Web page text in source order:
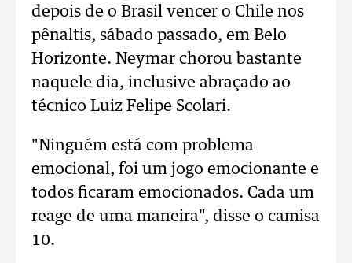
depois de o Brasil vencer o Chile nos
pênaltis, sábado passado, em Belo
Horizonte. Neymar chorou bastante
naquele dia, inclusive abraçado ao
técnico Luiz Felipe Scolari.
"Ninguém está com problema
emocional, foi um jogo emocionante e
todos ficaram emocionados. Cada um
reage de uma maneira", disse o camisa
10.